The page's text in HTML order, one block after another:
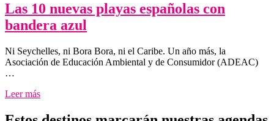
Las 10 nuevas playas españolas con
bandera azul
Ni Seychelles, ni Bora Bora, ni el Caribe. Un año más, la
Asociación de Educación Ambiental y de Consumidor (ADEAC)
…
Leer más